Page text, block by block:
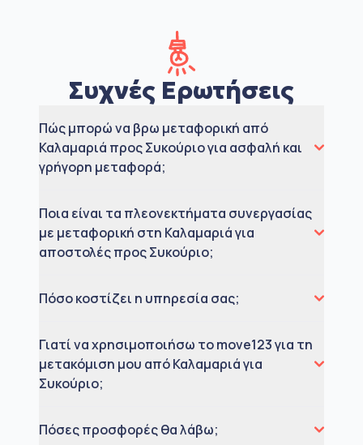
Συχνές Ερωτήσεις
Πώς μπορώ να βρω μεταφορική από
Καλαμαριά προς Συκούριο για ασφαλή και
γρήγορη μεταφορά;
Ποια είναι τα πλεονεκτήματα συνεργασίας
με μεταφορική στη Καλαμαριά για
αποστολές προς Συκούριο;
Πόσο κοστίζει η υπηρεσία σας;
Γιατί να χρησιμοποιήσω το move123 για τη
μετακόμιση μου από Καλαμαριά για
Συκούριο;
Πόσες προσφορές θα λάβω;